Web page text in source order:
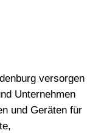
versorgen
Unternehmen
und Geräten für